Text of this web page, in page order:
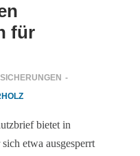
für
-
bietet in
etwa ausgesperrt